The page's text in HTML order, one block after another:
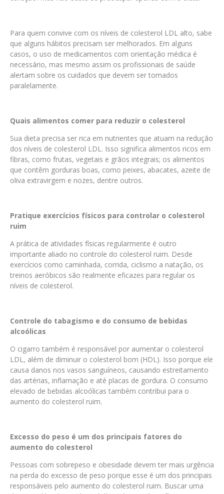
Para quem convive com os níveis de colesterol LDL alto, sabe
que alguns hábitos precisam ser melhorados. Em alguns
casos, o uso de medicamentos com orientação médica é
necessário, mas mesmo assim os profissionais de saúde
alertam sobre os cuidados que devem ser tomados
paralelamente.
Quais alimentos comer para reduzir o colesterol
Sua dieta precisa ser rica em nutrientes que atuam na redução
dos níveis de colesterol LDL. Isso significa alimentos ricos em
fibras, como frutas, vegetais e grãos integrais; os alimentos
que contêm gorduras boas, como peixes, abacates, azeite de
oliva extravirgem e nozes, dentre outros.
Pratique exercícios físicos para controlar o colesterol
ruim
A prática de atividades físicas regularmente é outro
importante aliado no controle do colesterol ruim. Desde
exercícios como caminhada, corrida, ciclismo a natação, os
treinos aeróbicos são realmente eficazes para regular os
níveis de colesterol.
Controle do tabagismo e do consumo de bebidas
alcoólicas
O cigarro também é responsável por aumentar o colesterol
LDL, além de diminuir o colesterol bom (HDL). Isso porque ele
causa danos nos vasos sanguíneos, causando estreitamento
das artérias, inflamação e até placas de gordura. O consumo
elevado de bebidas alcoólicas também contribui para o
aumento do colesterol ruim.
Excesso do peso é um dos principais fatores do
aumento do colesterol
Pessoas com sobrepeso e obesidade devem ter mais urgência
na perda do excesso de peso porque esse é um dos principais
responsáveis pelo aumento do colesterol ruim. Buscar uma